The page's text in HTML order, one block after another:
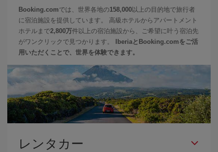
Booking.comでは、世界各地の158,000 以上の目的地で旅行者
に宿泊施設を提供しています。 高級ホテルからアパートメント
ホテルまで2,800万件以上の宿泊施設から、ご希望に叶う宿泊先
がワンクリックで見つかります。
IberiaとBooking.comをご活
用いただくことで、世界を体験できます。
レンタカー